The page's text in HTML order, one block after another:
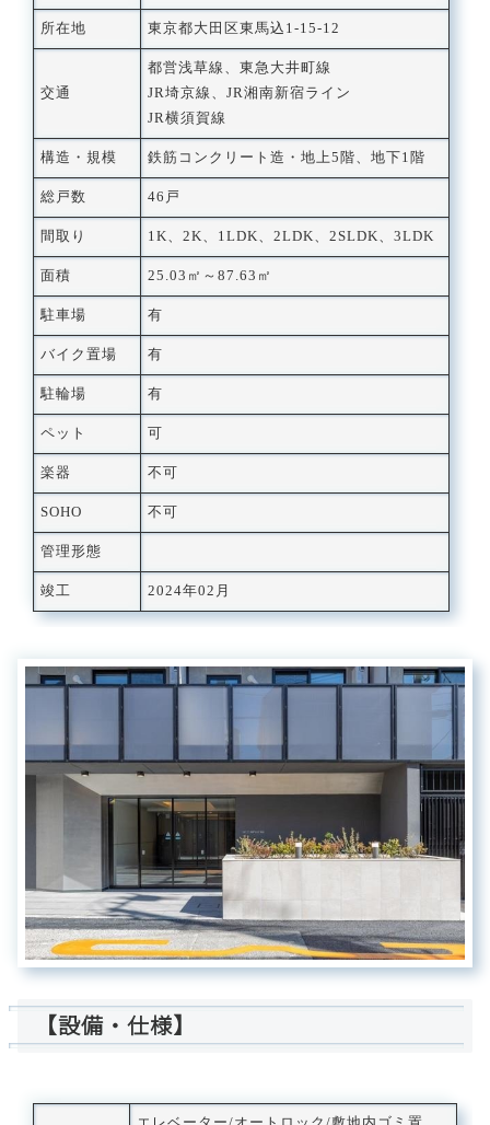
所在地 東京都大田区東馬込1-15-12
交通
都営浅草線、東急大井町線
JR埼京線、JR湘南新宿ライン
JR横須賀線
構造・規模 鉄筋コンクリート造・地上5階、地下1階
総戸数 46戸
間取り 1K、2K、1LDK、2LDK、2SLDK、3LDK
面積 25.03㎡～87.63㎡
駐車場 有
バイク置場 有
駐輪場 有
ペット 可
楽器 不可
SOHO 不可
管理形態
竣工 2024年02月
【設備・仕様】